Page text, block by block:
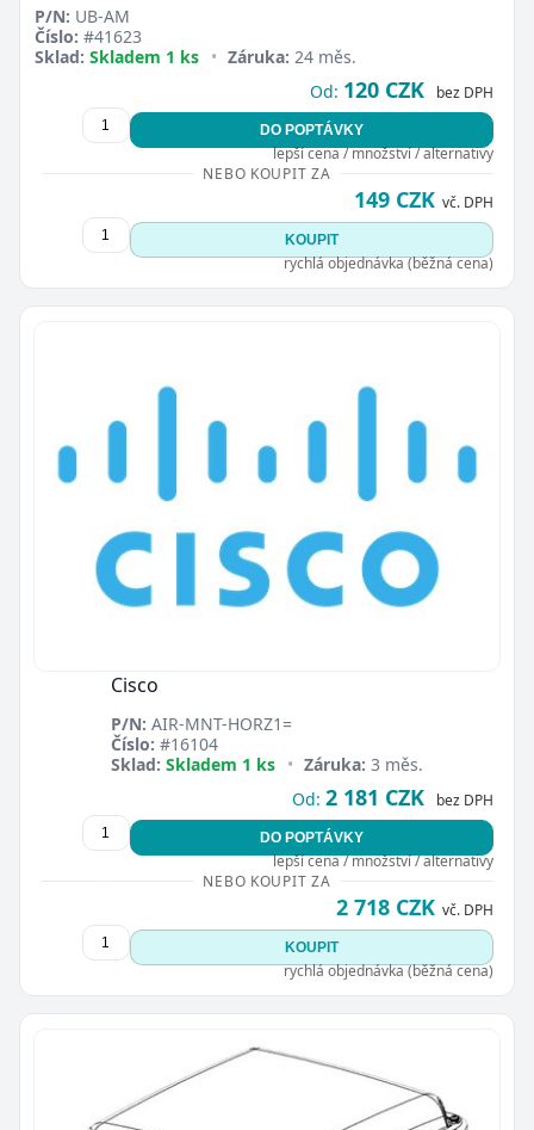
P/N: UB-AM
Číslo: #41623
Sklad: Skladem 1 ks • Záruka: 24 měs.
Od: 120 CZK bez DPH
DO POPTÁVKY
lepší cena / množství / alternativy
NEBO KOUPIT ZA
149 CZK vč. DPH
KOUPIT
rychlá objednávka (běžná cena)
Cisco
P/N: AIR-MNT-HORZ1=
Číslo: #16104
Sklad: Skladem 1 ks • Záruka: 3 měs.
Od: 2 181 CZK bez DPH
DO POPTÁVKY
lepší cena / množství / alternativy
NEBO KOUPIT ZA
2 718 CZK vč. DPH
KOUPIT
rychlá objednávka (běžná cena)